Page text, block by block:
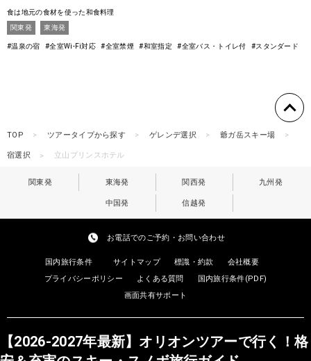
食は地元の食材を使った和食料理
関東発
東海発
#温泉の宿 #全室Wi-Fi対応 #全室禁煙 #和室指定 #全室バス・トイレ付 #スタンダード
TOP ツアータイプから探す ゲレンデ選択 爺ガ岳スキー場
宿選択 立山プリンスホテル
関東発 東海発 関西発 九州発
中国発 信越発
お電話でのご予約・お問い合わせ
国内旅行条件 サイトマップ 標識・約款
会社概要
プライバシーポリシー
よくある質問
国内旅行条件(PDF)
画面共有サポート
【2026-2027年最新】オリオンツアーで行く！格